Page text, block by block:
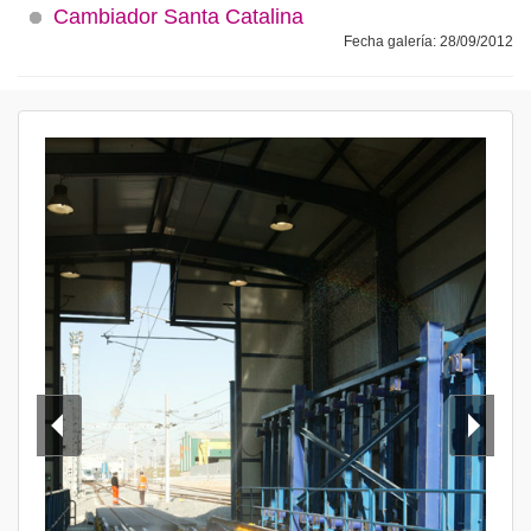
Cambiador Santa Catalina
Fecha galería: 28/09/2012